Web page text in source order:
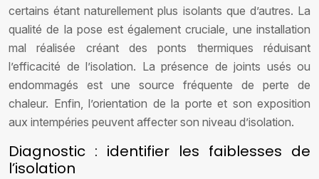
certains étant naturellement plus isolants que d’autres. La
qualité de la pose est également cruciale, une installation
mal réalisée créant des ponts thermiques réduisant
l’efficacité de l’isolation. La présence de joints usés ou
endommagés est une source fréquente de perte de
chaleur. Enfin, l’orientation de la porte et son exposition
aux intempéries peuvent affecter son niveau d’isolation.
Diagnostic : identifier les faiblesses de
l’isolation